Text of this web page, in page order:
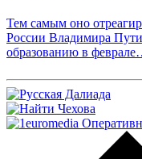
Тем самым оно
России Владимира
образованию в